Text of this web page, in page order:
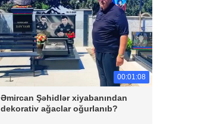
00:01:08
Əmircan Şəhidlər xiyabanından
dekorativ ağaclar oğurlanıb?